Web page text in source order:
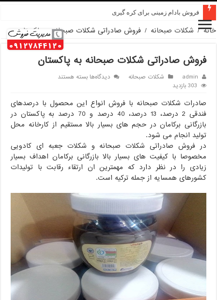
خرید عمده کنجد در تهران
خانه / شکلات صبحانه / فروش صادراتی شکلات صبحانه به پاکستان
فروش صادراتی شکلات صبحانه به پاکستان
admin شکلات صبحانه دیدگاه‌هابرای
شکلات
صبحانه
به
پاکستان
بسته هستند
303 بازدید
صادرات شکلات صبحانه با فروش انواع این محصول با درصدهای
فندقی 2 درصد، 13 درصد، 40 درصد و 70 درصد به پاکستان در
بازرگانی برکامان در حجم های بسیار بالا مستقیم از کارخانه محل
تولید انجام می شود.
در فروش صادراتی شکلات صبحانه و شکلات جعبه ای کادویی
مخصوصا با کیفیت های بسیار بالا بازرگانی برکامان اهداف بسیار
زیادی را در نظر دارد که مهمترین ان ارتقاء رقابت با تولیدات
کشورهای همسایه از جمله ترکیه است.